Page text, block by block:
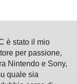
è stato il mio
per passione,
Nintendo e Sony,
quale sia